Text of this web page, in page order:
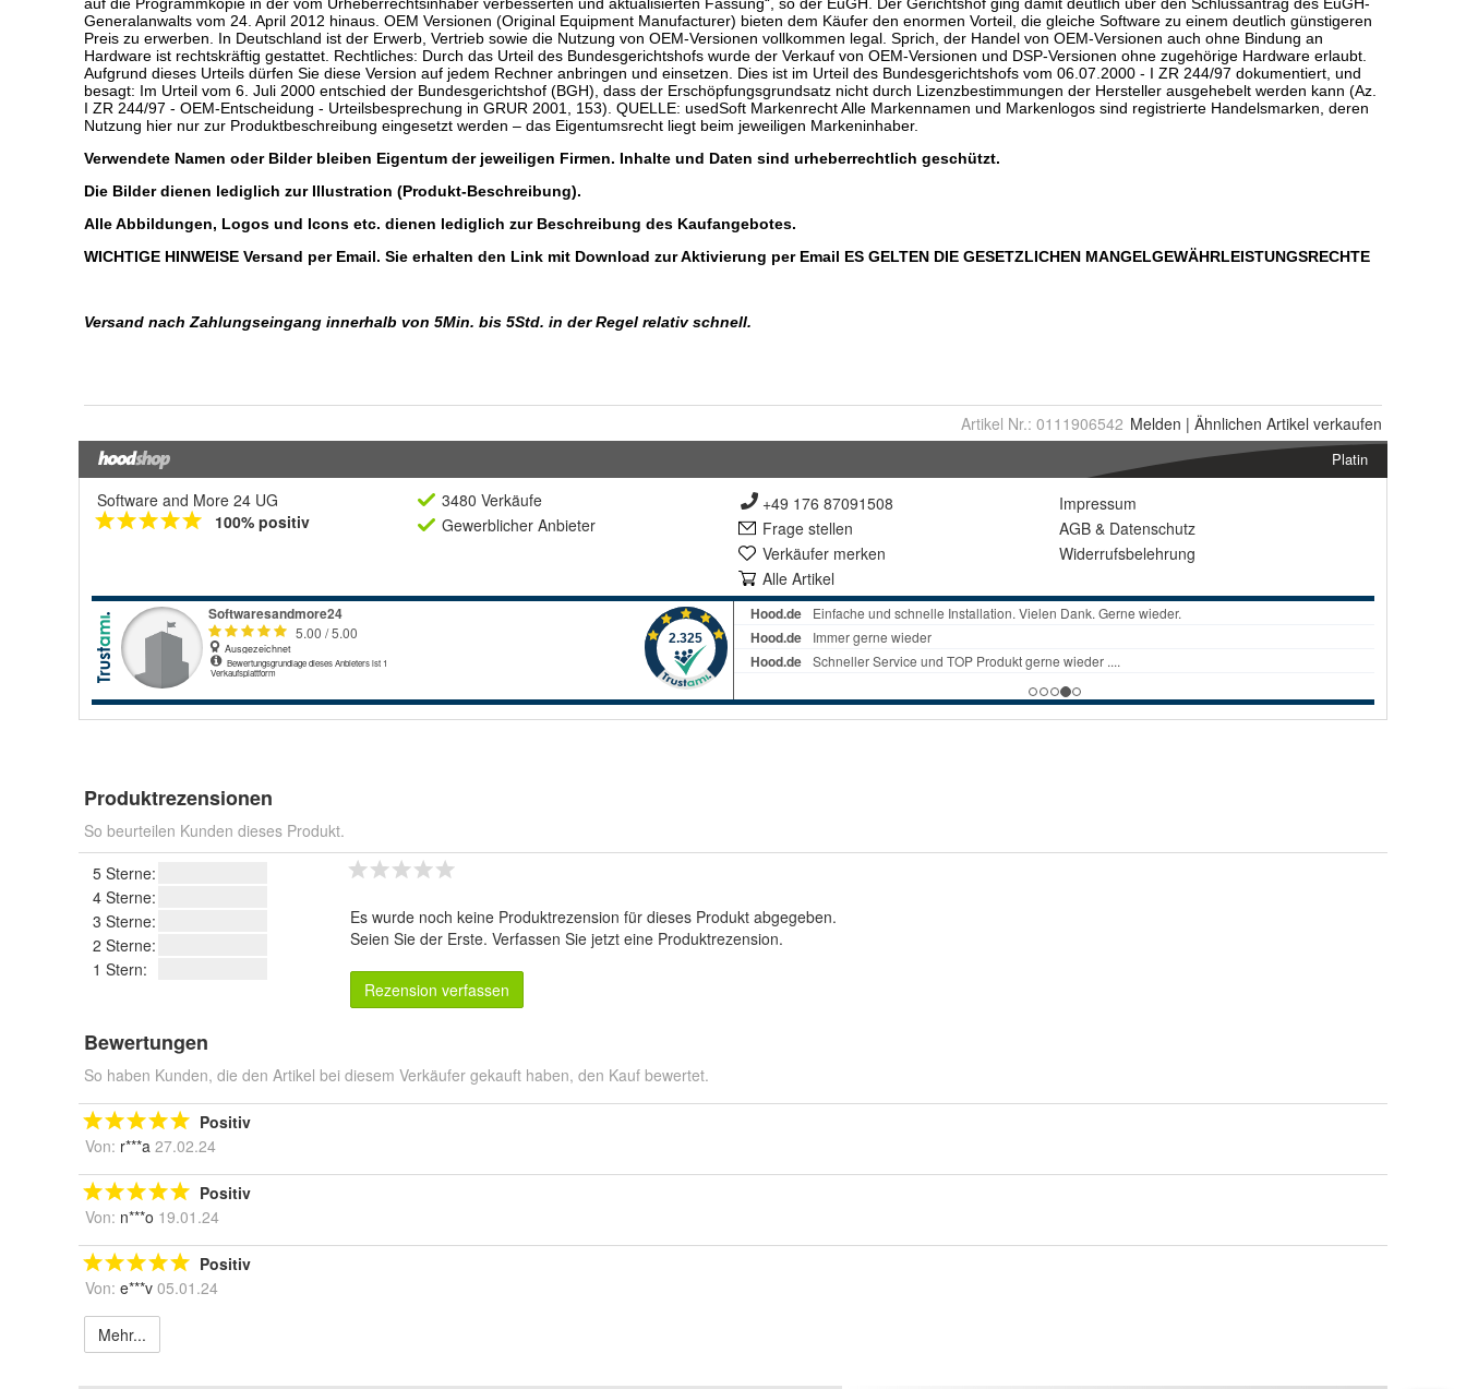
Artikel Nr.: 0111906542 Melden | Ähnlichen Artikel verkaufen
Platin
Software and More 24 UG
100% positiv
3480 Verkäufe
Gewerblicher Anbieter
+49 176 87091508
Frage stellen
Verkäufer merken
Alle Artikel
Impressum
AGB & Datenschutz
Widerrufsbelehrung
Produktrezensionen
So beurteilen Kunden dieses Produkt.
5 Sterne:
4 Sterne:
3 Sterne:
2 Sterne:
1 Stern:
Es wurde noch keine Produktrezension für dieses Produkt abgegeben.
Seien Sie der Erste. Verfassen Sie jetzt eine Produktrezension.
Rezension verfassen
Bewertungen
So haben Kunden, die den Artikel bei diesem Verkäufer gekauft haben, den Kauf bewertet.
Positiv
Von: r***a 27.02.24
Positiv
Von: n***o 19.01.24
Positiv
Von: e***v 05.01.24
Mehr...